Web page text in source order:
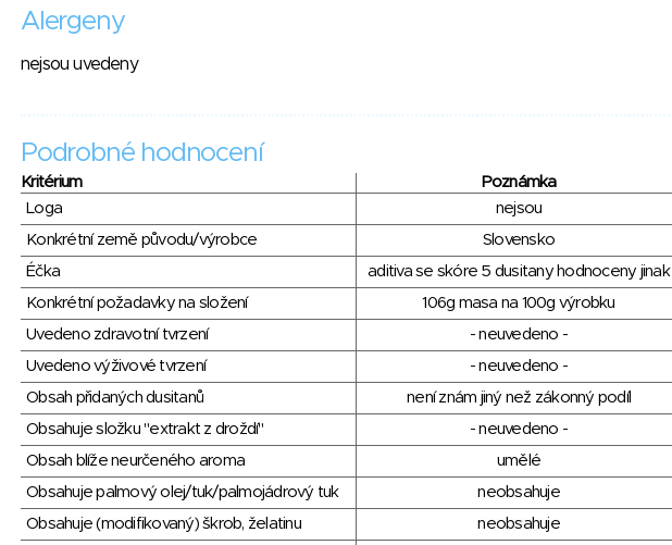
Alergeny
nejsou uvedeny
Podrobné hodnocení
Kritérium Poznámka
Loga
nejsou
Konkrétní země původu/výrobce
Slovensko
Éčka
aditiva se skóre 5 dusitany hodnoceny jinak
Konkrétní požadavky na složení
106g masa na 100g výrobku
Uvedeno zdravotní tvrzení
- neuvedeno -
Uvedeno výživové tvrzení
- neuvedeno -
Obsah přidaných dusitanů
není znám jiný než zákonný podíl
Obsahuje složku "extrakt z droždí"
- neuvedeno -
Obsah blíže neurčeného aroma
umělé
Obsahuje palmový olej/tuk/palmojádrový tuk
neobsahuje
Obsahuje (modifikovaný) škrob, želatinu
neobsahuje